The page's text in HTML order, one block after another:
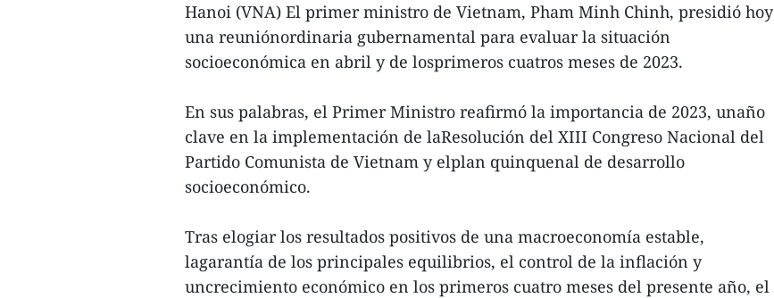
Hanoi (VNA) El primer ministro de Vietnam, Pham Minh Chinh, presidió hoy
una reuniónordinaria gubernamental para evaluar la situación
socioeconómica en abril y de losprimeros cuatros meses de 2023.
En sus palabras, el Primer Ministro reafirmó la importancia de 2023, unaño
clave en la implementación de laResolución del XIII Congreso Nacional del
Partido Comunista de Vietnam y elplan quinquenal de desarrollo
socioeconómico.
Tras elogiar los resultados positivos de una macroeconomía estable,
lagarantía de los principales equilibrios, el control de la inflación y
uncrecimiento económico en los primeros cuatro meses del presente año, el